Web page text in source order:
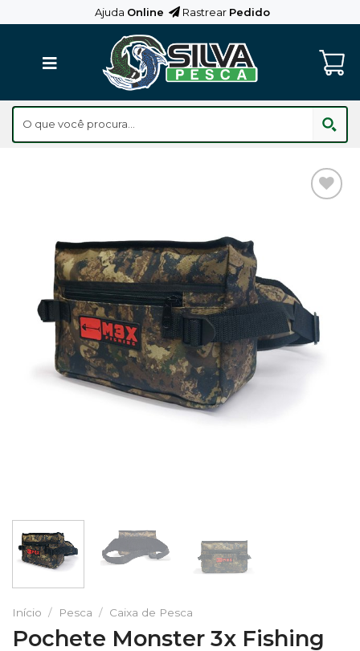
Ajuda Online Rastrear Pedido
Início / Pesca / Caixa de Pesca
Pochete Monster 3x Fishing